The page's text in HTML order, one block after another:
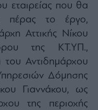
εταιρείας που θα
πέρας το έργο,
Αττικής Νίκου
της ΚΤ.ΥΠ.,
του Αντιδημάρχου
Δόμησης
Γιαννάκου, ως
της περιοχής